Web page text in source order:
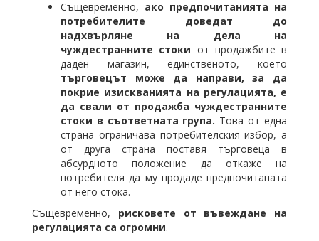
Същевременно, ако предпочитанията на
потребителите доведат до
надхвърляне на дела на
чуждестранните стоки от продажбите в
даден магазин, единственото, което
търговецът може да направи, за да
покрие изискванията на регулацията, е
да свали от продажба чуждестранните
стоки в съответната група. Това от една
страна ограничава потребителския избор, а
от друга страна поставя търговеца в
абсурдното положение да откаже на
потребителя да му продаде предпочитаната
от него стока.
Същевременно, рисковете от въвеждане на
регулацията са огромни.